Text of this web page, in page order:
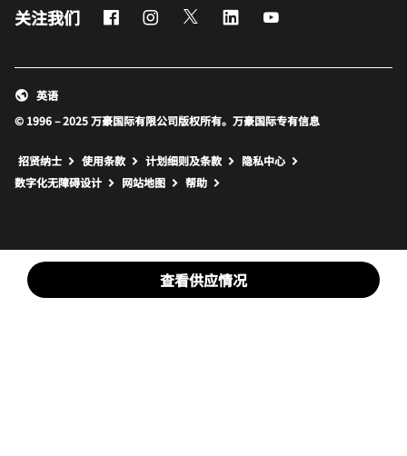
查看供应情况
关注我们 FacebookInstagram
Twitter LinkedIn
© 1996 – 2025 万豪国际有限公司版权所有。万豪国际专有信息
英语
招贤纳士 使用条款 计划细则及条款
隐私中心
数字化无障碍设计
网站地图 打开新窗口
帮助